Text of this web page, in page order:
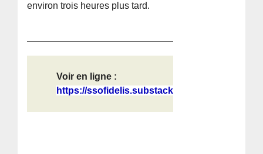
environ trois heures plus tard.
Voir en ligne :
https://ssofidelis.substack.com/p/n...